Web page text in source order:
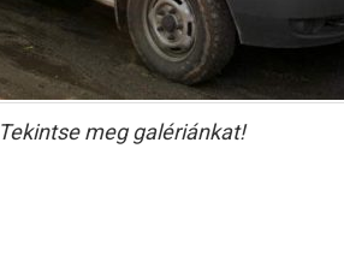
Tekintse meg galériánkat!